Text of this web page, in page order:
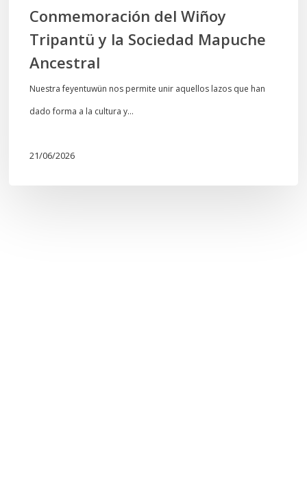
Conmemoración del Wiñoy
Tripantü y la Sociedad Mapuche
Ancestral
Nuestra feyentuwün nos permite unir aquellos lazos que han
dado forma a la cultura y…
21/06/2026